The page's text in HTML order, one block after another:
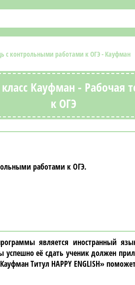
с контрольными работами к ОГЭ - Кауфман
Кауфман - Рабочая
к ОГЭ
работами к ОГЭ
является иностранный
успешно её сдать ученик должен
Титул HAPPY ENGLISH»